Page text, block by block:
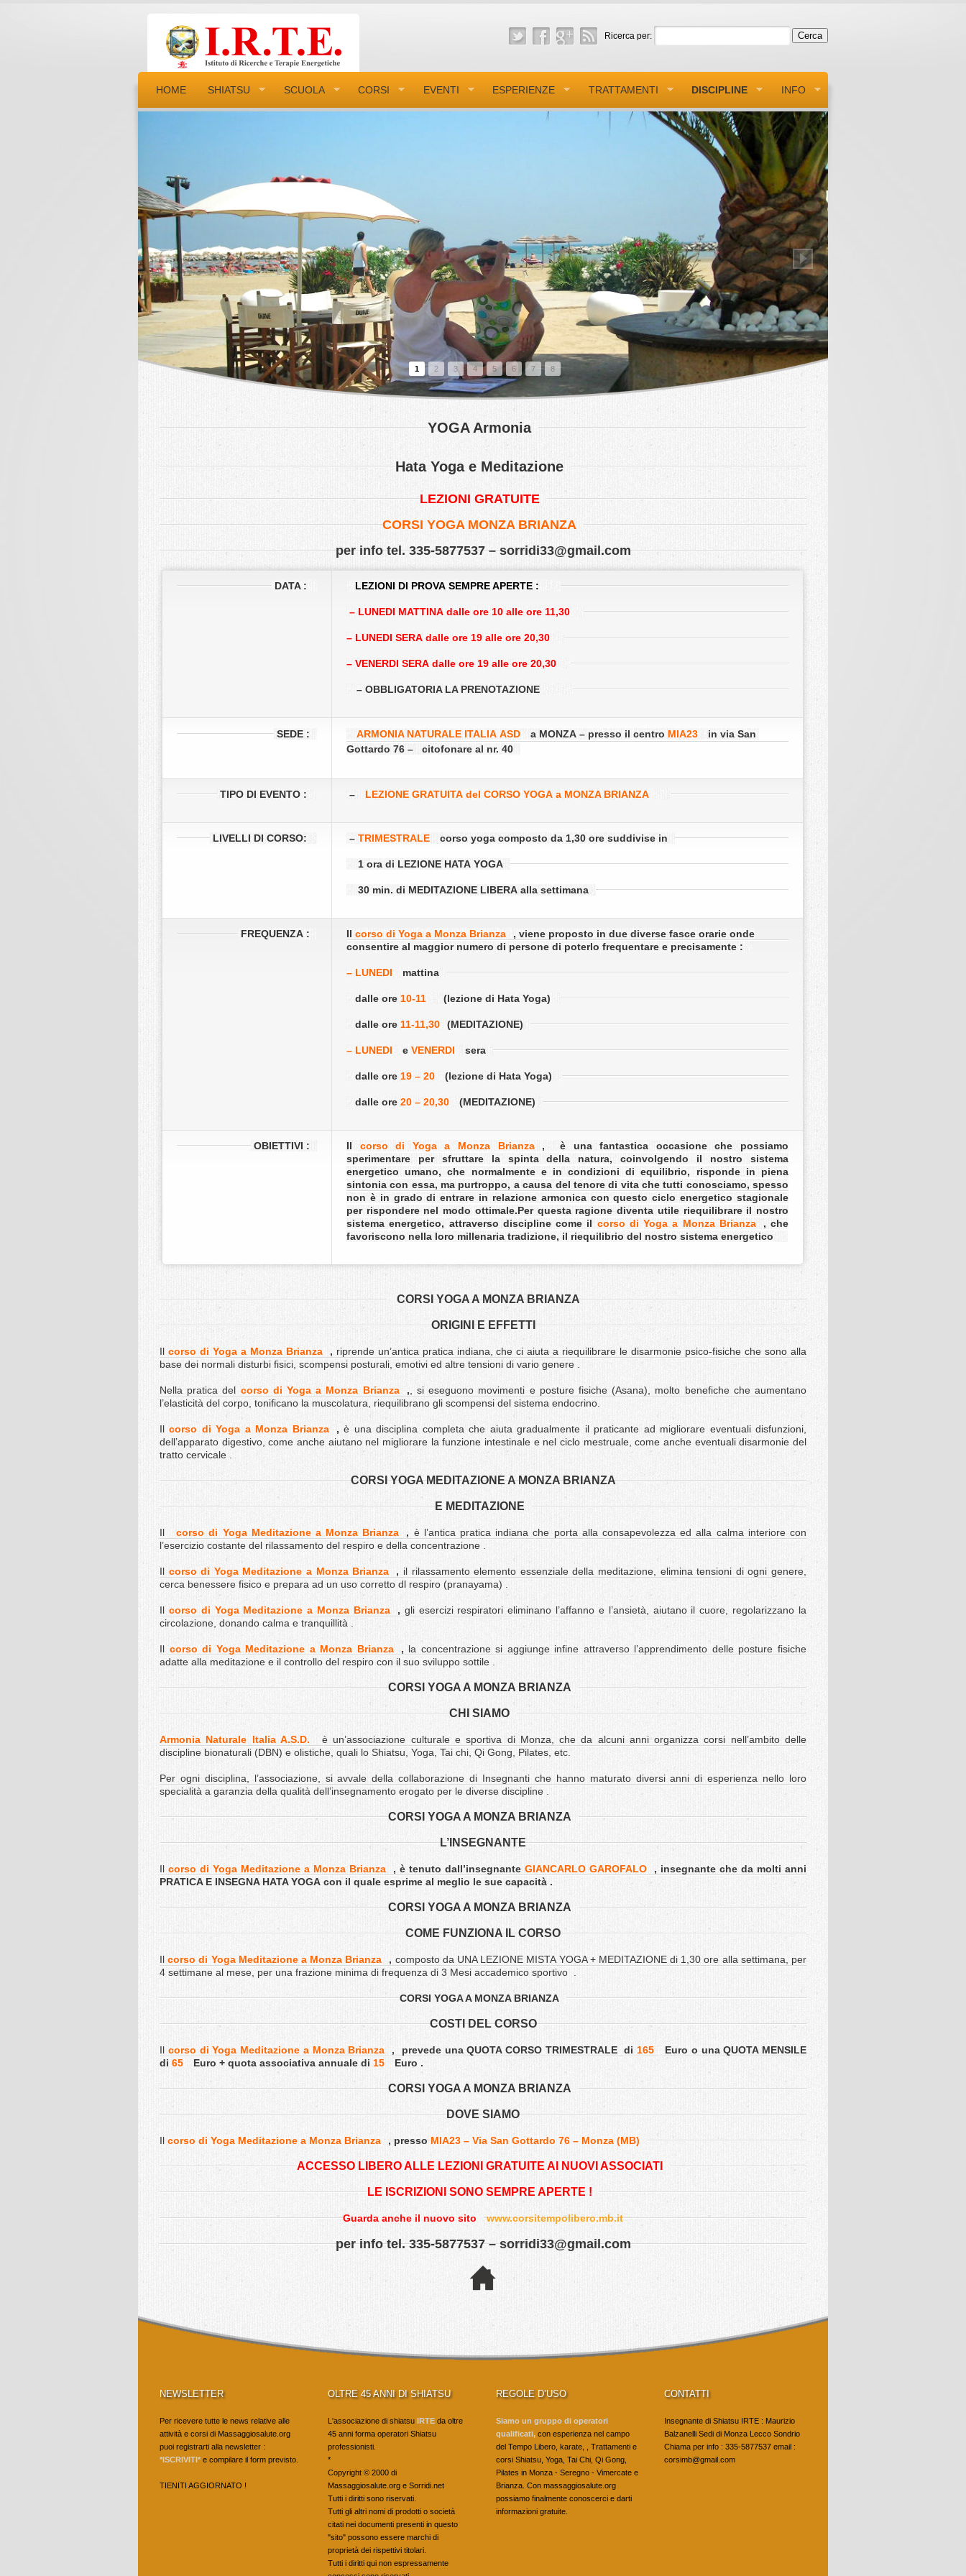
Ricerca per:
HOME SHIATSU SCUOLA CORSI EVENTI ESPERIENZE TRATTAMENTI DISCIPLINE INFO
1 2 3 4 5 6 7 8
YOGA Armonia
Hata Yoga e Meditazione
LEZIONI GRATUITE
CORSI YOGA MONZA BRIANZA
per info tel. 335-5877537 –sorridi33@gmail.com
DATA : LEZIONI DI PROVA SEMPRE APERTE :
– LUNEDI MATTINA dalle ore 10 alle ore 11,30
– LUNEDI SERA dalle ore 19 alle ore 20,30
– VENERDI SERA dalle ore 19 alle ore 20,30
– OBBLIGATORIA LA PRENOTAZIONE
SEDE : ARMONIA NATURALE ITALIA ASD a MONZA – presso il centro MIA23
in via San
Gottardo 76 – citofonare al nr. 40
TIPO DI EVENTO : – LEZIONE GRATUITA del CORSO YOGA a MONZA BRIANZA
LIVELLI DI CORSO: – TRIMESTRALE corso yoga composto da 1,30 ore suddivise in
1 ora di LEZIONE HATA YOGA
30 min. di MEDITAZIONE LIBERA alla settimana
FREQUENZA : Il corso di Yoga a Monza Brianza
, viene proposto in due diverse fasce orarie onde
consentire al maggior numero di persone di poterlo frequentare e precisamente :
– LUNEDI mattina
dalle ore 10-11 (lezione di Hata Yoga)
dalle ore 11-11,30 (MEDITAZIONE)
– LUNEDI e VENERDI sera
dalle ore 19 – 20 (lezione di Hata Yoga)
dalle ore 20 – 20,30 (MEDITAZIONE)
OBIETTIVI : Il corso di Yoga a Monza Brianza , è una fantastica occasione che possiamo
sperimentare per sfruttare la spinta della natura, coinvolgendo il nostro sistema
energetico umano, che normalmente e in condizioni di equilibrio, risponde in piena
sintonia con essa, ma purtroppo, a causa del tenore di vita che tutti conosciamo, spesso
non è in grado di entrare in relazione armonica con questo ciclo energetico stagionale
per rispondere nel modo ottimale.Per questa ragione diventa utile riequilibrare il nostro
sistema energetico, attraverso discipline come il corso di Yoga a Monza Brianza
, che
favoriscono nella loro millenaria tradizione, il riequilibrio del nostro sistema energetico
CORSI YOGA A MONZA BRIANZA
ORIGINI E EFFETTI
Il corso di Yoga a Monza Brianza , riprende un’antica pratica indiana, che ci aiuta a riequilibrare le disarmonie psico-fisiche che sono alla
base dei normali disturbi fisici, scompensi posturali, emotivi ed altre tensioni di vario genere .
Nella pratica del corso di Yoga a Monza Brianza , , si eseguono movimenti e posture fisiche (Asana), molto benefiche che aumentano
l’elasticità del corpo, tonificano la muscolatura, riequilibrano gli scompensi del sistema endocrino.
Ilcorso di Yoga a Monza Brianza , è una disciplina completa che aiuta gradualmente il praticante ad migliorare eventuali disfunzioni,
dell’apparato digestivo, come anche aiutano nel migliorare la funzione intestinale e nel ciclo mestruale, come anche eventuali disarmonie del
tratto cervicale .
CORSI YOGA MEDITAZIONE A MONZA BRIANZA
E MEDITAZIONE
Il corso di Yoga Meditazione a Monza Brianza , è l’antica pratica indiana che porta alla consapevolezza ed alla calma interiore con
l’esercizio costante del rilassamento del respiro e della concentrazione .
Il corso di Yoga Meditazione a Monza Brianza , il rilassamento elemento essenziale della meditazione, elimina tensioni di ogni genere,
cerca benessere fisico e prepara ad un uso corretto dl respiro (pranayama) .
Il corso di Yoga Meditazione a Monza Brianza , gli esercizi respiratori eliminano l’affanno e l’ansietà, aiutano il cuore, regolarizzano la
circolazione, donando calma e tranquillità .
Il corso di Yoga Meditazione a Monza Brianza , la concentrazione si aggiunge infine attraverso l’apprendimento delle posture fisiche
adatte alla meditazione e il controllo del respiro con il suo sviluppo sottile .
CORSI YOGA A MONZA BRIANZA
CHI SIAMO
Armonia Naturale Italia A.S.D.
è un’associazione culturale e sportiva di Monza, che da alcuni anni organizza corsi nell’ambito delle
discipline bionaturali (DBN) e olistiche, quali lo Shiatsu, Yoga, Tai chi, Qi Gong, Pilates, etc.
Per ogni disciplina, l’associazione, si avvale della collaborazione di Insegnanti che hanno maturato diversi anni di esperienza nello loro
specialità a garanzia della qualità dell’insegnamento erogato per le diverse discipline .
CORSI YOGA A MONZA BRIANZA
L’INSEGNANTE
Il corso di Yoga Meditazione a Monza Brianza , è tenuto dall’insegnante GIANCARLO GAROFALO
, insegnante che da molti anni
PRATICA E INSEGNA HATA YOGA con il quale esprime al meglio le sue capacità .
CORSI YOGA A MONZA BRIANZA
COME FUNZIONA IL CORSO
Ilcorso di Yoga Meditazione a Monza Brianza , composto da UNA LEZIONE MISTA YOGA + MEDITAZIONE di 1,30 ore alla settimana, per
4 settimane al mese, per una frazione minima di frequenza di 3 Mesi accademico sportivo .
CORSI YOGA A MONZA BRIANZA
COSTI DEL CORSO
Il corso di Yoga Meditazione a Monza Brianza , prevede una QUOTA CORSO TRIMESTRALE di 165
Euro o una QUOTA MENSILE
di 65 Euro + quota associativa annuale di 15 Euro .
CORSI YOGA A MONZA BRIANZA
DOVE SIAMO
Ilcorso di Yoga Meditazione a Monza Brianza , pressoMIA23 – Via San Gottardo 76 – Monza (MB)
ACCESSO LIBERO ALLE LEZIONI GRATUITE AI NUOVI ASSOCIATI
LE ISCRIZIONI SONO SEMPRE APERTE !
Guarda anche il nuovo sito www.corsitempolibero.mb.it
per info tel. 335-5877537 –sorridi33@gmail.com
NEWSLETTER
Per ricevere tutte le news relative alle
attività e corsi di Massaggiosalute.org
puoi registrarti alla newsletter :
*ISCRIVITI* e compilare il form previsto.
TIENITI AGGIORNATO !
OLTRE 45 ANNI DI SHIATSU
L'associazione di shiatsu IRTE da oltre
45 anni forma operatori Shiatsu
professionisti.
*
Copyright © 2000 di
Massaggiosalute.org e Sorridi.net
Tutti i diritti sono riservati.
Tutti gli altri nomi di prodotti o società
citati nei documenti presenti in questo
"sito" possono essere marchi di
proprietà dei rispettivi titolari.
Tutti i diritti qui non espressamente
REGOLE D’USO
Siamo un gruppo di operatori
qualificati, con esperienza nel campo
del Tempo Libero, karate, , Trattamenti e
corsi Shiatsu, Yoga, Tai Chi, Qi Gong,
Pilates in Monza - Seregno - Vimercate e
Brianza. Con massaggiosalute.org
possiamo finalmente conoscerci e darti
informazioni gratuite.
CONTATTI
Insegnante di Shiatsu IRTE : Maurizio
Balzanelli Sedi di Monza Lecco Sondrio
Chiama per info : 335-5877537 email :
corsimb@gmail.com